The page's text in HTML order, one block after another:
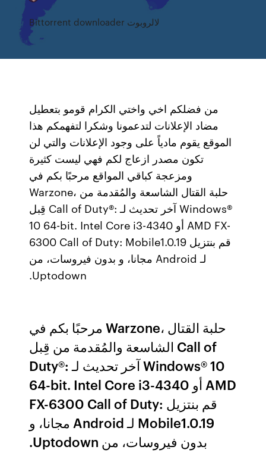
Bittorrent downloader لالروبوت
من فضلكم اخي واختي الكرام قومو بتعطيل
مضاد الإعلانات لتدعمونا وشكرا لتفهمكم هذا
الموقع يقوم مادياً على وجود الإعلانات والتي لن
تكون مصدر ازعاج لكم فهي ليست كثيرة
ومزعجة كباقي المواقع مرحبًا بكم في
Warzone، حلبة القتال الشاسعة والمُقدمة من
قِبل Call of Duty®: آخر تحديث لـ Windows®
10 64-bit. Intel Core i3-4340 أو AMD FX-
6300 ‫قم بنتزيل Call of Duty: Mobile1.0.19
لـ Android مجانا، و بدون فيروسات، من
Uptodown.
مرحبًا بكم في Warzone، حلبة القتال
الشاسعة والمُقدمة من قِبل Call of
Duty®: آخر تحديث لـ Windows® 10
64-bit. Intel Core i3-4340 أو AMD
FX-6300 ‫قم بنتزيل Call of Duty:
Mobile1.0.19 لـ Android مجانا، و
بدون فيروسات، من Uptodown.